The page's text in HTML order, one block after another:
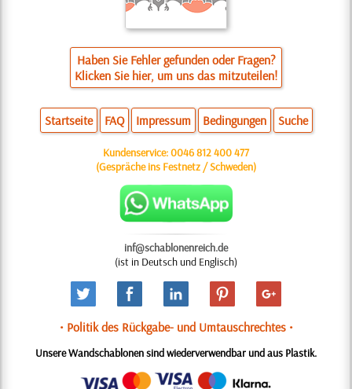
Haben Sie Fehler gefunden oder Fragen?
Klicken Sie hier, um uns das mitzuteilen!
Startseite FAQ Impressum Bedingungen Suche
Kundenservice:0046 812 400 477
(Gespräche ins Festnetz / Schweden)
inf@schablonenreich.de
(ist in Deutsch und Englisch)
• Politik des Rückgabe- und Umtauschrechtes •
Unsere Wandschablonen sind wiederverwendbar und aus Plastik.